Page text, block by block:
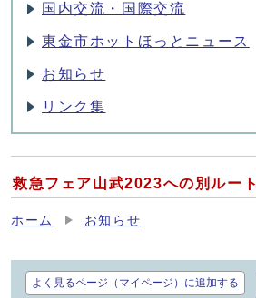
国内交流・国際交流
東金市ホットほっとニュース
お知らせ
リンク集
救急フェア山武2023への別ルート
ホーム お知らせ
よく見るページ（マイページ）に追加する